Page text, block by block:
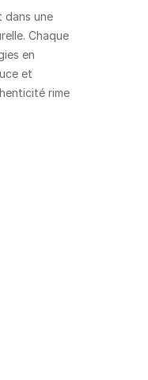
dans une
Chaque
en
et
rime